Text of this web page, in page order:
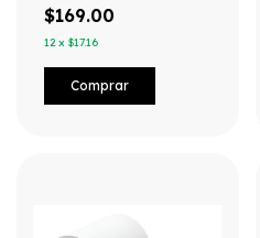
$169.00
12 x $17.16